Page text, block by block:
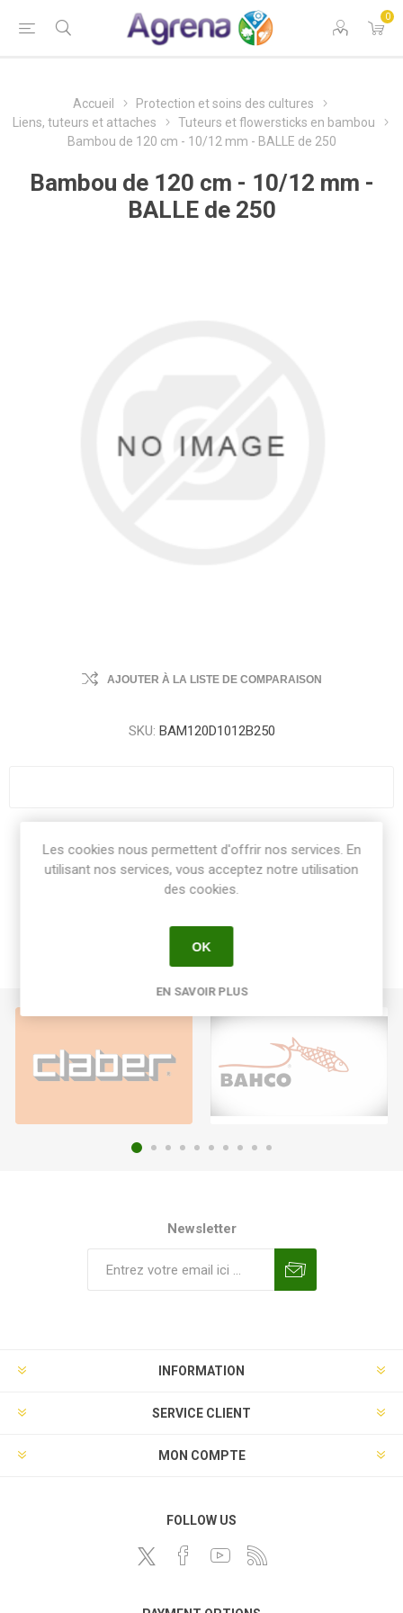
0
Accueil
Protection et soins des cultures
Liens, tuteurs et attaches
Tuteurs et flowersticks en bambou
Bambou de 120 cm - 10/12 mm - BALLE de 250
Bambou de 120 cm - 10/12 mm -
BALLE de 250
AJOUTER À LA LISTE DE COMPARAISON
SKU: BAM120D1012B250
Share:
Newsletter
INFORMATION
SERVICE CLIENT
MON COMPTE
FOLLOW US
Les cookies nous permettent d'offrir nos services. En
utilisant nos services, vous acceptez notre utilisation
des cookies.
OK
EN SAVOIR PLUS